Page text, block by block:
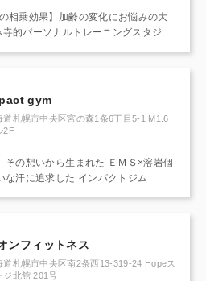
相乗効果】加齢の変化にお悩みの大
的パーソナルトレーニングスタジオ!
の凄腕トレーナーが1対１対応♪
gym
道札幌市中央区宮の森1条6丁目5-1 M1.6
2F
その想いから生まれた ＥＭＳ×溶岩個
な汗に追求した インパクトジム
ンフィットネス
道札幌市中央区南2条西13-319-24 Hopeス
ジ北館 201号